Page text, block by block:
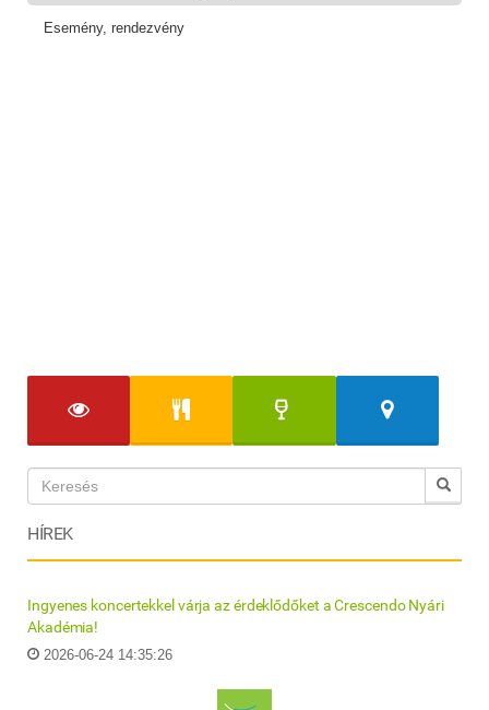
Esemény, rendezvény
HÍREK
Ingyenes koncertekkel várja az érdeklődőket a Crescendo Nyári
Akadémia!
2026-06-24 14:35:26